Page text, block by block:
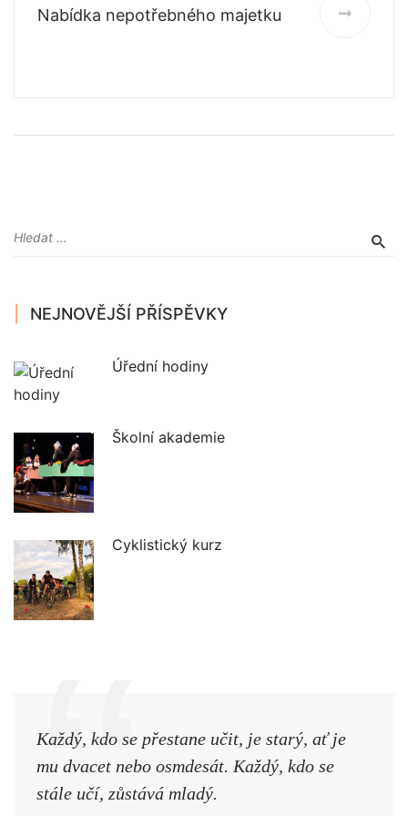
Nabídka nepotřebného majetku
NEJNOVĚJŠÍ PŘÍSPĚVKY
Úřední hodiny
Školní akademie
Cyklistický kurz
Každý, kdo se přestane učit, je starý, ať je
mu dvacet nebo osmdesát. Každý, kdo se
stále učí, zůstává mladý.